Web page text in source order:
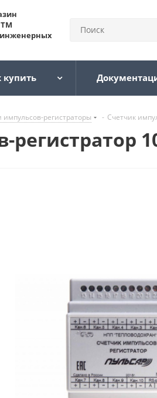
ТМ
купить
импульсов-регистраторы - Счетчик